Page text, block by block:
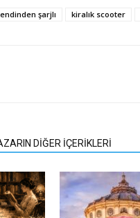
şarjlı kiralık scooter
DİĞER İÇERİKLERİ